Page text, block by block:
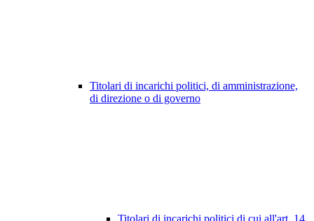
Titolari di incarichi politici, di amministrazione,
di direzione o di governo